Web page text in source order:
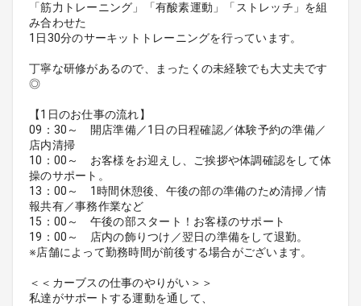
「筋力トレーニング」「有酸素運動」「ストレッチ」を組
み合わせた
1日30分のサーキットトレーニングを行っています。
丁寧な研修があるので、まったくの未経験でも大丈夫です
◎
【1日のお仕事の流れ】
09：30～ 開店準備／1日の日程確認／体験予約の準備／
店内清掃
10：00～ お客様をお迎えし、ご挨拶や体調確認をして体
操のサポート。
13：00～ 1時間休憩後、午後の部の準備のため清掃／情
報共有／事務作業など
15：00～ 午後の部スタート！お客様のサポート
19：00～ 店内の飾りつけ／翌日の準備をして退勤。
※店舗によって勤務時間が前後する場合がございます。
＜＜カーブスの仕事のやりがい＞＞
私達がサポートする運動を通して、